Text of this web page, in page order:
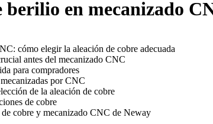
berilio en mecanizado
cómo elegir la aleación de cobre adecuada
antes del mecanizado CNC
para compradores
por CNC
de la aleación de cobre
de cobre
cobre y mecanizado CNC de Neway